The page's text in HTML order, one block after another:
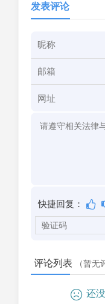
发表评论
快捷回复：
评论列表 （暂无
还